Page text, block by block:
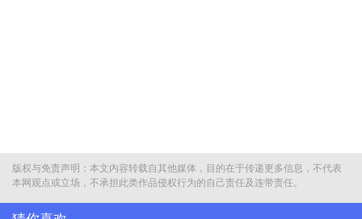
版权与免责声明：本文内容转载自其他媒体，目的在于传递更多信息，不代表
本网观点或立场，不承担此类作品侵权行为的自己责任及连带责任。